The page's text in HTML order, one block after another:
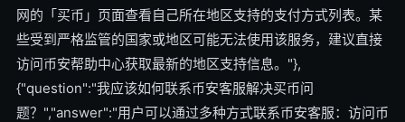
网的「买币」页面查看自己所在地区支持的支付方式列表。某
些受到严格监管的国家或地区可能无法使用该服务，建议直接
访问币安帮助中心获取最新的地区支持信息。"},
{"question":"我应该如何联系币安客服解决买币问
题？","answer":"用户可以通过多种方式联系币安客服：访问币